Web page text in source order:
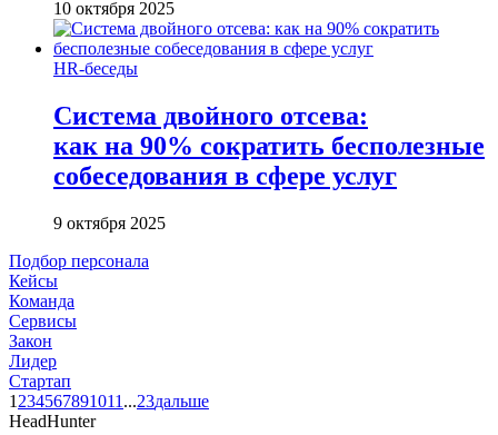
10 октября 2025
HR-беседы
Система двойного отсева:
как на 90% сократить бесполезные
собеседования в сфере услуг
9 октября 2025
Подбор персонала
Кейсы
Команда
Сервисы
Закон
Лидер
Стартап
1 234567891011 ...23дальше
HeadHunter